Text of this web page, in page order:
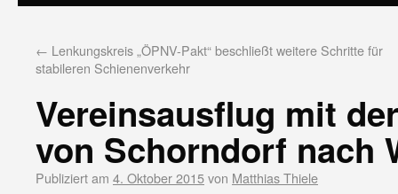
← Lenkungskreis „ÖPNV-Pakt“ beschließt weitere Schritte für
stabileren Schienenverkehr
Vereinsausflug mit
von Schorndorf nach
Publiziert am 4. Oktober 2015von Matthias Thiele